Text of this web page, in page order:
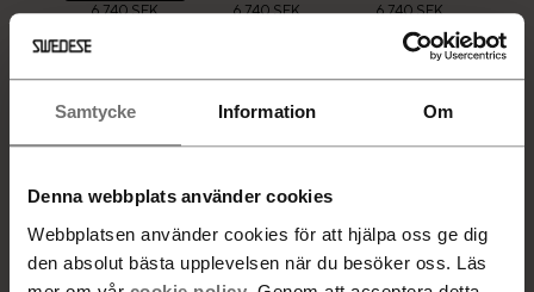
Samtycke Information Om
Denna webbplats använder cookies
Webbplatsen använder cookies för att hjälpa oss ge dig
den absolut bästa upplevelsen när du besöker oss. Läs
6 740 SEK 6 740 SEK 6 740 SEK